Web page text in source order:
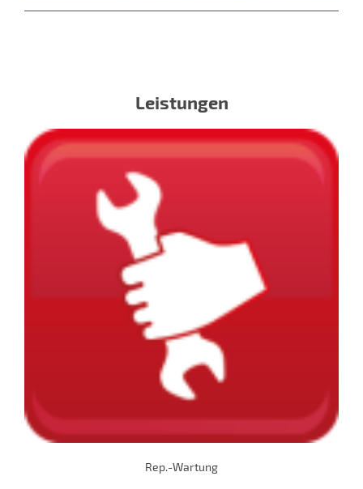
Leistungen
Rep.-Wartung